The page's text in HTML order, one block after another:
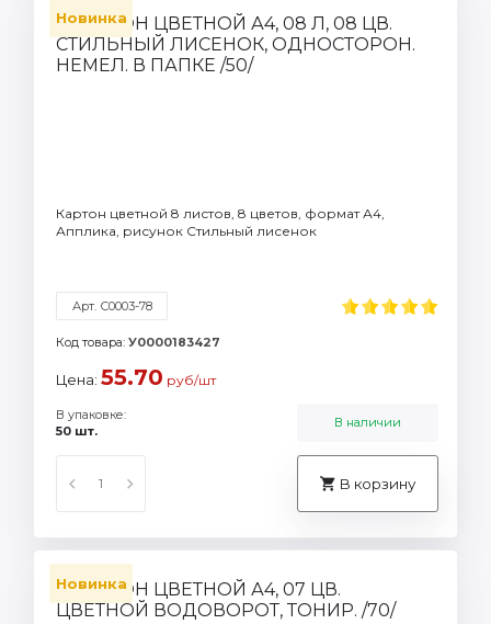
Новинка
Картон цветной 8 листов, 8 цветов, формат А4,
Апплика, рисунок Стильный лисенок
Арт. С0003-78
Код товара: У0000183427
Цена: 55.70 руб/шт
В упаковке:
50 шт.
В наличии
В корзину
Новинка